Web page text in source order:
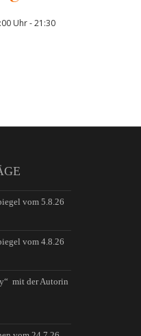
Uhr-21:30
vom 5.8.26
vom 4.8.26
mit der Autorin